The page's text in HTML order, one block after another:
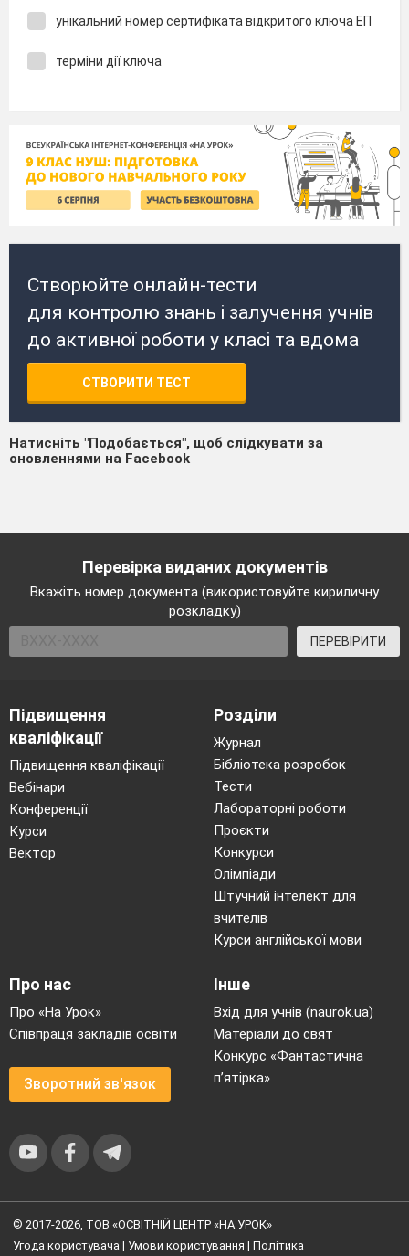
унікальний номер сертифіката відкритого ключа ЕП
терміни дії ключа
Створюйте онлайн-тести
для контролю знань і залучення учнів
до активної роботи у класі та вдома
СТВОРИТИ ТЕСТ
Натисніть "Подобається", щоб слідкувати за
оновленнями на Facebook
Перевірка виданих документів
Вкажіть номер документа (використовуйте кириличну
розкладку)
ПЕРЕВІРИТИ
Підвищення
кваліфікації
Підвищення кваліфікації
Вебінари
Конференції
Курси
Вектор
Розділи
Журнал
Бібліотека розробок
Тести
Лабораторні роботи
Проєкти
Конкурси
Олімпіади
Штучний інтелект для
вчителів
Курси англійської мови
Про нас
Про «На Урок»
Співпраця закладів освіти
Зворотний зв'язок
Інше
Вхід для учнів (naurok.ua)
Матеріали до свят
Конкурс «Фантастична
п’ятірка»
© 2017-2026, ТОВ «ОСВІТНІЙ ЦЕНТР «НА УРОК»
Угода користувача | Умови користування | Політика